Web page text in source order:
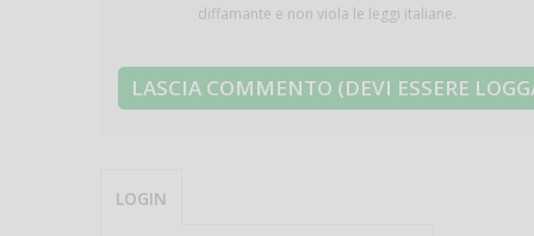
diffamante e non viola le leggi italiane.
LOGIN